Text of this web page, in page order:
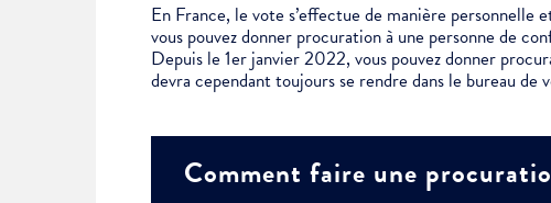
En France, le vote s’effectue de manière personnelle
vous pouvez donner procuration à une personne de
Depuis le 1er janvier 2022, vous pouvez donner
devra cependant toujours se rendre dans le bureau de
Comment faire une